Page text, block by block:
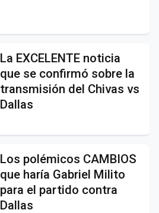
La EXCELENTE noticia
que se confirmó sobre la
transmisión del Chivas vs
Dallas
Los polémicos CAMBIOS
que haría Gabriel Milito
para el partido contra
Dallas